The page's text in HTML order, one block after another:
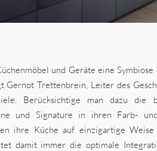
und Geräte eine
Gernot Trettenbrein, Leiter des
Berücksichtige man dazu die
und Signature in ihren Farb- und
ihre Küche auf einzigartige
damit immer die optimale